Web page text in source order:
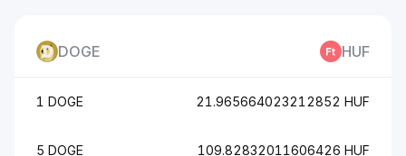
DOGE HUF
1 DOGE 21.965664023212852 HUF
5 DOGE 109.82832011606426 HUF